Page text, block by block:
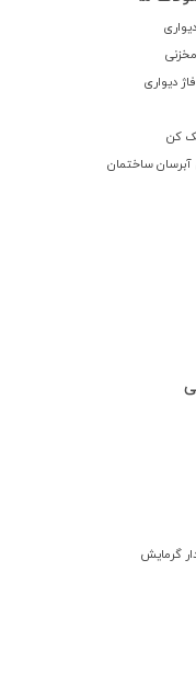
دیواری
کن
ساختمان
گرمایش